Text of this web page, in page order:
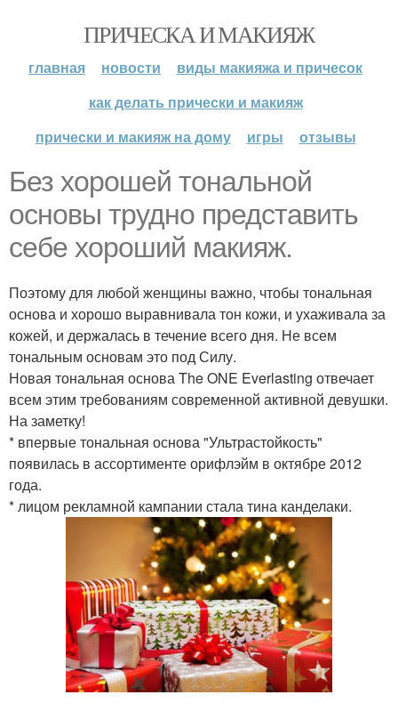
ПРИЧЕСКА И МАКИЯЖ
главная новости
виды макияжа и причесок
как делать прически и макияж
прически и макияж на дому
игры отзывы
Без хорошей тональной
основы трудно представить
себе хороший макияж.
Поэтому для любой женщины важно, чтобы тональная
основа и хорошо выравнивала тон кожи, и ухаживала за
кожей, и держалась в течение всего дня. Не всем
тональным основам это под Силу.
Новая тональная основа The ONE Everlasting отвечает
всем этим требованиям современной активной девушки.
На заметку!
* впервые тональная основа "Ультрастойкость"
появилась в ассортименте орифлэйм в октябре 2012
года.
* лицом рекламной кампании стала тина канделаки.